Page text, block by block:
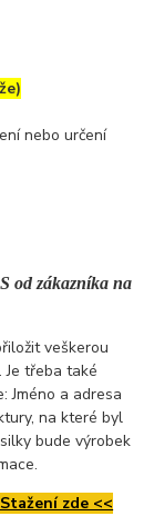
nebo určení
od zákazníka na
veškerou
Je třeba také
Jméno a adresa
na které byl
bude výrobek
zde <<